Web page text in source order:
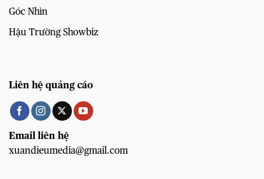
Góc Nhìn
Hậu Trường Showbiz
Liên hệ quảng cáo
Email liên hệ
xuandieumedia@gmail.com